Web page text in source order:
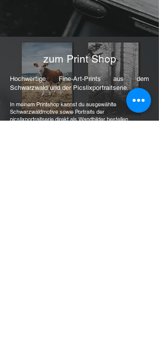
zum Print Shop
Hochwertige Fine-Art-Prints aus dem
Schwarzwald und der Picslixportraitserie.
In meinem Printshop kannst du ausgewählte
Schwarzwaldmotive sowie Portraits der
picslixportraitserie direkt als Wandbilder bestellen.